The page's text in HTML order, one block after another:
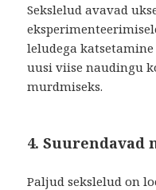
Sekslelud avavad
leludega
uusi viise naudingu
murdmiseks.
4. Suurendavad
Paljud sekslelud on